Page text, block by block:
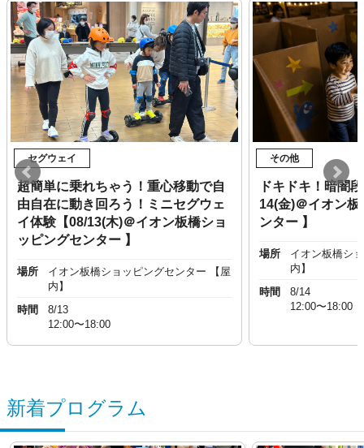
セグウェイ
超簡単に乗れちゃう！重心移動で自
由自在に動き回ろう！ミニセグウェ
イ体験【08/13(木)＠イオン板橋ショ
ッピングセンター 】
場所
イオン板橋ショッピングセンター 【屋
内】
時間
8/13
12:00〜18:00
その他
ドキドキ！暗闇
14(金)＠イオン
ンター 】
場所
イオン板橋シ
内】
時間
8/14
12:00〜18:00
新着プログラム